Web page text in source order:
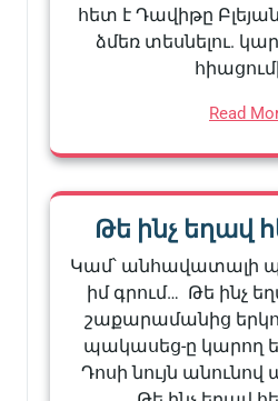
հետ է Դավիթը Բլեյան,
ձմեռ տեսնելու.
Read
Թե ինչ եղավ
Կամ՝ անհավատալի
իմ գրում… Թե ինչ
շաքարամանից
պակասեց-ը կարող
Դոսի նույն